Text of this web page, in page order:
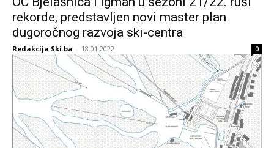
rekorde, predstavljen novi master plan
dugoročnog razvoja ski-centra
Redakcija Ski.ba - 18.01.2022 0